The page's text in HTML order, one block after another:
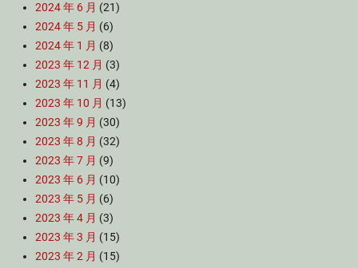
2024 年 6 月 (21)
2024 年 5 月 (6)
2024 年 1 月 (8)
2023 年 12 月 (3)
2023 年 11 月 (4)
2023 年 10 月 (13)
2023 年 9 月 (30)
2023 年 8 月 (32)
2023 年 7 月 (9)
2023 年 6 月 (10)
2023 年 5 月 (6)
2023 年 4 月 (3)
2023 年 3 月 (15)
2023 年 2 月 (15)